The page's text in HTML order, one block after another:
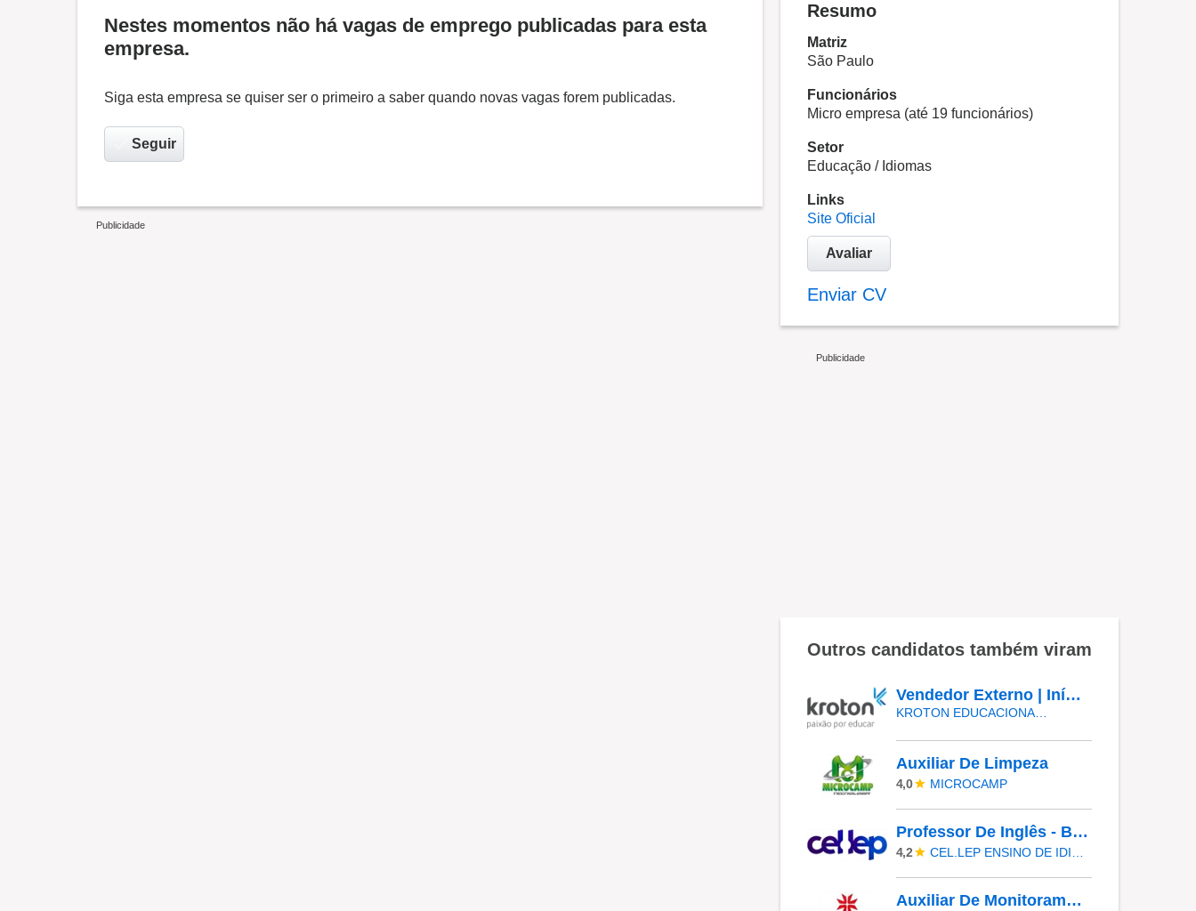
Nestes momentos não há vagas de emprego publicadas para esta
empresa.
Siga esta empresa se quiser ser o primeiro a saber quando novas vagas forem publicadas.
Seguir
Resumo
Matriz
São Paulo
Funcionários
Micro empresa (até 19 funcionários)
Setor
Educação / Idiomas
Links
Site Oficial
Avaliar
Enviar CV
Outros candidatos também viram
Vendedor Externo | Início Imediato - SUMARÉ
KROTON EDUCACIONAL VALINHOS
Auxiliar De Limpeza
4,0 MICROCAMP
Professor De Inglês - Barueri
4,2
Auxiliar De Monitoramento Eletrônico